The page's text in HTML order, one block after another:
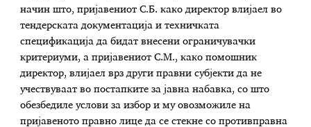
начин што, пријавениот С.Б. како директор влијаел во
тендерската документација и техничката
спецификација да бидат внесени ограничувачки
критериуми, а пријавениот С.М., како помошник
директор, влијаел врз други правни субјекти да не
учествуваат во постапките за јавна набавка, со што
обезбедиле услови за избор и му овозможиле на
пријавеното правно лице да се стекне со противправна